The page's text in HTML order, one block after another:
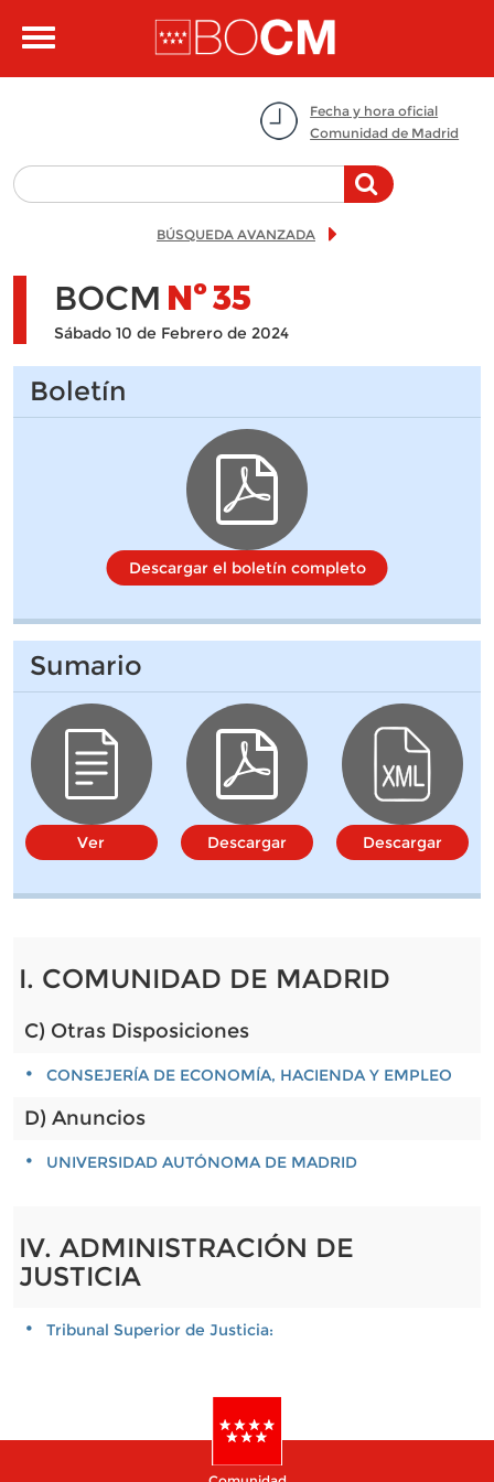
Toggle
Fecha y hora oficial
Comunidad de Madrid
BÚSQUEDA AVANZADA
BOCM Nº35
Sábado 10 de Febrero de 2024
Boletín
Descargar el boletín completo
Sumario
Ver Descargar Descargar
I. COMUNIDAD DE MADRID
C) Otras Disposiciones
CONSEJERÍA DE ECONOMÍA, HACIENDA Y EMPLEO
D) Anuncios
UNIVERSIDAD AUTÓNOMA DE MADRID
IV. ADMINISTRACIÓN DE
JUSTICIA
Tribunal Superior de Justicia: